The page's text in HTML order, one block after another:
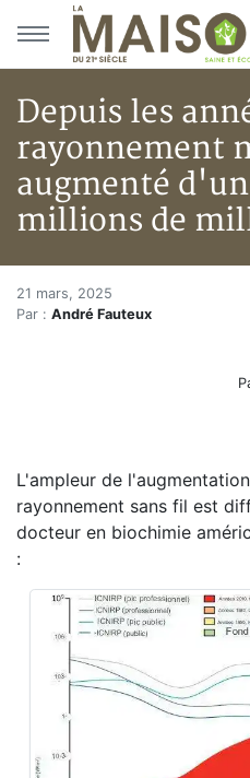
Aller au menu principal
Aller au contenu principal
Depuis les
rayonnement
augmenté
millions de
Accueil
Articles
Depuis les années
Depuis les
21 mars, 2025
Par : André Fauteux
L'ampleur de
rayonnement sans fil est
docteur en biochimie
: